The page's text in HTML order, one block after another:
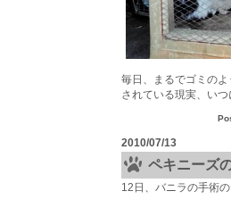
毎日、まるでゴミの
されている現実、い
2010/07/13
ペキニーズ
12日、バニラの手術